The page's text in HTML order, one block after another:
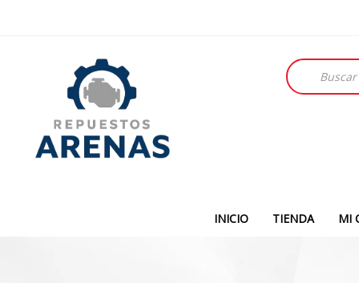
Búsqueda
de
productos
INICIO TIENDA MI